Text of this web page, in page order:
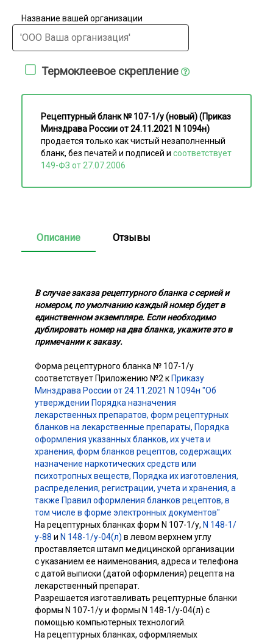
Название вашей организации
Термоклеевое скрепление
Рецептурный бланк № 107-1/у (новый) (Приказ
Минздрава России от 24.11.2021 N 1094н)
продается только как чистый незаполненный
бланк, без печатей и подписей и соответствует
149-ФЗ от 27.07.2006
Описание Отзывы
В случае заказа рецептурного бланка с серией и
номером, по умолчанию каждый номер будет в
единственном экземпляре. Если необходимо
дублировать номер на два бланка, укажите это в
примечании к заказу.
Форма рецептурного бланка № 107-1/у
соответствует Приложению №2 к Приказу
Минздрава России от 24.11.2021 N 1094н "Об
утверждении Порядка назначения
лекарственных препаратов, форм рецептурных
бланков на лекарственные препараты, Порядка
оформления указанных бланков, их учета и
хранения, форм бланков рецептов, содержащих
назначение наркотических средств или
психотропных веществ, Порядка их изготовления,
распределения, регистрации, учета и хранения, а
также Правил оформления бланков рецептов, в
том числе в форме электронных документов"
На рецептурных бланках форм N 107-1/у, N 148-1/
у-88 и N 148-1/у-04(л) в левом верхнем углу
проставляется штамп медицинской организации
с указанием ее наименования, адреса и телефона
с датой выписки (датой оформления) рецепта на
лекарственный препарат.
Разрешается изготавливать рецептурные бланки
формы N 107-1/у и формы N 148-1/у-04(л) с
помощью компьютерных технологий.
На рецептурных бланках, оформляемых